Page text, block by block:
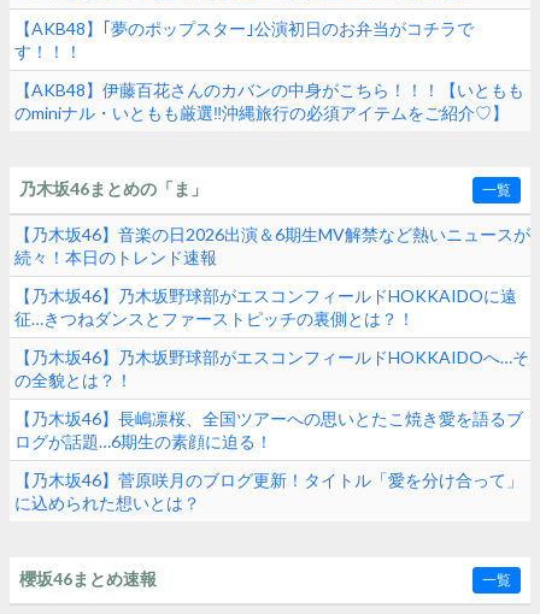
る！！！
【AKB48】｢夢のポップスター｣公演初日のお弁当がコチラで
す！！！
【AKB48】伊藤百花さんのカバンの中身がこちら！！！【いともも
のminiナル・いともも厳選‼︎沖縄旅行の必須アイテムをご紹介♡】
乃木坂46まとめの「ま」 一覧
【乃木坂46】音楽の日2026出演＆6期生MV解禁など熱いニュースが
続々！本日のトレンド速報
【乃木坂46】乃木坂野球部がエスコンフィールドHOKKAIDOに遠
征…きつねダンスとファーストピッチの裏側とは？！
【乃木坂46】乃木坂野球部がエスコンフィールドHOKKAIDOへ…そ
の全貌とは？！
【乃木坂46】長嶋凛桜、全国ツアーへの思いとたこ焼き愛を語るブ
ログが話題…6期生の素顔に迫る！
【乃木坂46】菅原咲月のブログ更新！タイトル「愛を分け合って」
に込められた想いとは？
櫻坂46まとめ速報 一覧